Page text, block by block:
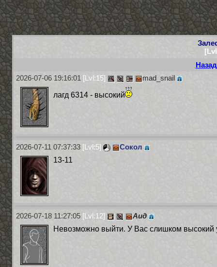
Назад
2026-07-06 19:16:01 [Lvl:15] mad_snail
лагд 6314 - высокий
2026-07-11 07:37:33[Lvl:5]
Сокол
13-11
2026-07-18 11:27:05[Lvl:12]
Аид
Невозможно выйти. У Вас слишком высокий